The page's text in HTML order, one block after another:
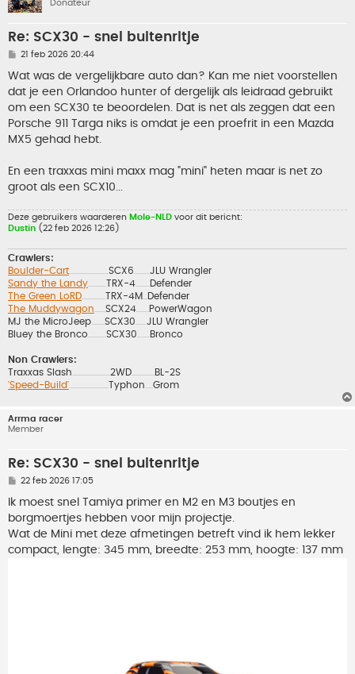
Donateur
Re: SCX30 - snel buitenritje
B
r
c
h
21 feb 2026 20:44
Wat was de vergelijkbare auto dan? Kan me niet voorstellen
dat je een Orlandoo hunter of dergelijk als leidraad gebruikt
om een SCX30 te beoordelen. Dat is net als zeggen dat een
Porsche 911 Targa niks is omdat je een proefrit in een Mazda
MX5 gehad hebt.
En een traxxas mini maxx mag "mini" heten maar is net zo
groot als een SCX10...
Deze gebruikers waarderen Mole-NLD voor dit bericht:
Dustin (22 feb 2026 12:26)
Crawlers:
Boulder-Cart
SCX6
JLU Wrangler
Sandy the Landy
TRX-4
Defender
The Green LoRD
TRX-4M
Defender
The Muddywagon
SCX24
PowerWagon
MJ the MicroJeep
SCX30
JLU Wrangler
Bluey the Bronco
SCX30 Bronco
Non Crawlers:
Traxxas Slash
2WD
BL-2S
'Speed-Build'
Typhon
Grom
Arrma racer
Member
Re: SCX30 - snel buitenritje
B
r
c
h
22 feb 2026 17:05
Ik moest snel Tamiya primer en M2 en M3 boutjes en
borgmoertjes hebben voor mijn projectje.
Wat de Mini met deze afmetingen betreft vind ik hem lekker
compact, lengte: 345 mm, breedte: 253 mm, hoogte: 137 mm